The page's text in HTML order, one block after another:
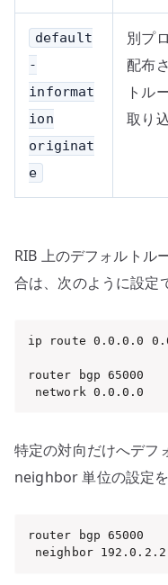
default
-
informat
ion
originat
e
別プ
配布
トル
取り
RIB 上のデフォルトル
合は、次のように設定
ip route 0.0.0.0
router bgp 65000
network 0.0.0.0
特定の対向だけへデフ
neighbor 単位の設定を
router bgp 65000
neighbor